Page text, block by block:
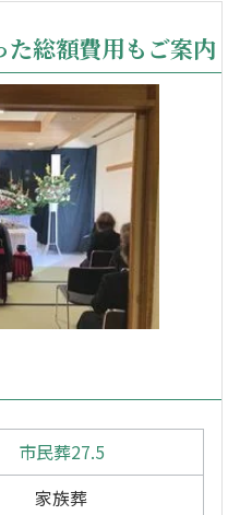
総額費用もご案内
市民葬27.5
家族葬